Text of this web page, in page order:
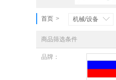
首页 > 机械/设备
商品筛选条件
品牌：